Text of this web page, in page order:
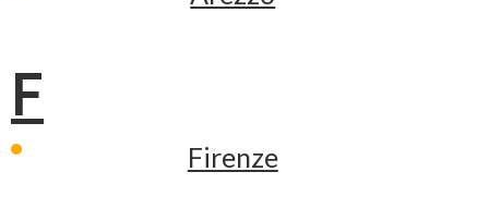
F
Firenze